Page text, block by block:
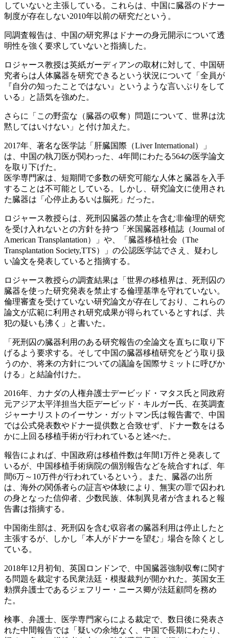
していないと主張している。これらは、中国に臓器のドナー
制度が存在しない2010年以前の研究だという。
同調査報告は、中国の研究界はドナーの身元開示について透
明性を強く要求していないと指摘した。
ロジャース教授は英紙ガーディアンの取材に対して、中国研
究者らは人体臓器を研究できるという状況について「全員が
『自分の知ったことではない』というような言いぶりをして
いる」と語気を強めた。
さらに「この野蛮な（臓器の収奪）問題について、世界は沈
黙してはいけない」と付け加えた。
2017年、著名な医学誌「肝臓国際（Liver International）」
は、中国の執刀医が関わった、4年間にわたる564の医学論文
を取り下げた。
医学専門家は、短期間で多数の研究可能な人体と臓器を入手
することは不可能としている。しかし、研究論文に使用され
た臓器は「心停止あるいは脳死」だった。
ロジャース教授らは、死刑囚臓器の禁止を含む非倫理的研究
を受け入れないとの方針を持つ「米国臓器移植誌（Journal of
American Transplantation）」や、「臓器移植社会（The
Transplantation Society,TTS）」の公認医学誌でさえ、疑わし
い論文を発表していると指摘する。
ロジャース教授らの調査結果は「世界の移植界は、死刑囚の
臓器を使った研究発表を禁止する倫理基準を守れていない。
倫理審査を受けていない研究論文が存在しており、これらの
論文が広範に利用され研究成果が得られているとすれば、共
犯の疑いも沸く」と書いた。
「死刑囚の臓器利用のある研究報告の全論文を直ちに取り下
げるよう要求する。そして中国の臓器移植研究をどう取り扱
うのか、将来の方針についての議論を国際サミットに呼びか
ける」と結論付けた。
2016年、カナダの人権弁護士デービッド・マタス氏と同政府
元アジア太平洋担当大臣デービッド・キルガー氏、在英調査
ジャーナリストのイーサン・ガットマン氏は報告書で、中国
では公式発表数やドナー提供数と合致せず、ドナー数をはる
かに上回る移植手術が行われていると述べた。
報告によれば、中国政府は移植件数は年間1万件と発表して
いるが、中国移植手術病院の個別報告などを統合すれば、年
間6万～10万件が行われているという。また、臓器の出所
は、海外の関係者らの証言や体験により、無実の罪で囚われ
の身となった信仰者、少数民族、体制異見者が含まれると報
告書は指摘する。
中国衛生部は、死刑囚を含む収容者の臓器利用は停止したと
主張するが、しかし「本人がドナーを望む」場合を除くとし
ている。
2018年12月初旬、英国ロンドンで、中国臓器強制収奪に関す
る問題を裁定する民衆法廷・模擬裁判が開かれた。英国女王
勅撰弁護士であるジェフリー・ニース卿が法廷顧問を務め
た。
検事、弁護士、医学専門家らによる裁定で、数日後に発表さ
れた中間報告では「疑いの余地なく、中国で長期にわたり、